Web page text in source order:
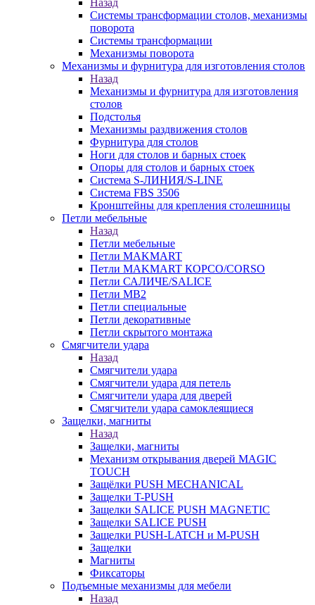
Назад
Системы трансформации столов, механизмы
поворота
Системы трансформации
Механизмы поворота
Механизмы и фурнитура для изготовления столов
Назад
Механизмы и фурнитура для изготовления
столов
Подстолья
Механизмы раздвижения столов
Фурнитура для столов
Ноги для столов и барных стоек
Опоры для столов и барных стоек
Система S-ЛИНИЯ/S-LINE
Система FBS 3506
Кронштейны для крепления столешницы
Петли мебельные
Назад
Петли мебельные
Петли MAKMART
Петли MAKMART КОРСО/CORSO
Петли САЛИЧЕ/SALICE
Петли MB2
Петли специальные
Петли декоративные
Петли скрытого монтажа
Смягчители удара
Назад
Смягчители удара
Смягчители удара для петель
Смягчители удара для дверей
Cмягчители удара самоклеящиеся
Защелки, магниты
Назад
Защелки, магниты
Механизм открывания дверей MAGIC
TOUCH
Защёлки PUSH MECHANICAL
Защелки T-PUSH
Защелки SALICE PUSH MAGNETIC
Защелки SALICE PUSH
Защелки PUSH-LATCH и M-PUSH
Защелки
Магниты
Фиксаторы
Подъемные механизмы для мебели
Назад